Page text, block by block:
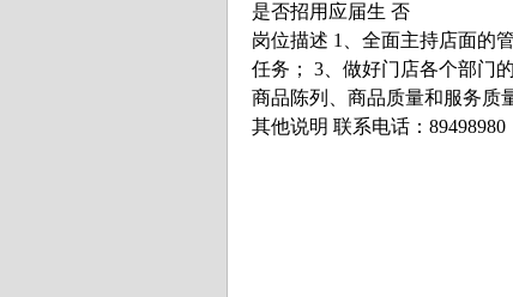
是否招用应届生 否
岗位描述 1、全面主持店面的
任务； 3、做好门店各个部门
商品陈列、商品质量和服务质
其他说明 联系电话：89498980